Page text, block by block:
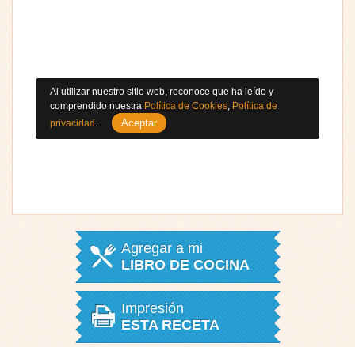
Agregar a mi
LIBRO DE COCINA
Impresión
ESTA RECETA
Al utilizar nuestro sitio web, reconoce que ha leído y
comprendido nuestra Política de Cookies, Política de
privacidad . Aceptar